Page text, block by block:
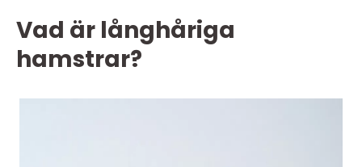
Vad är långhåriga
hamstrar?